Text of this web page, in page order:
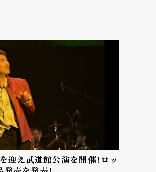
迎え武道館公演を開催！ロッ